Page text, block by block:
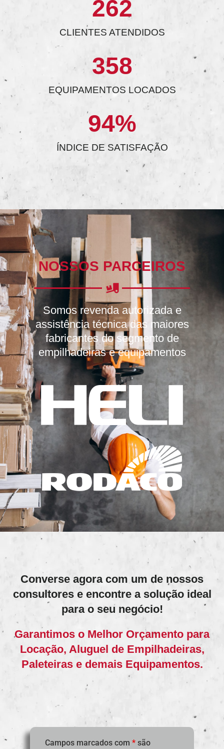
CLIENTES ATENDIDOS
262
EQUIPAMENTOS LOCADOS
358
ÍNDICE DE SATISFAÇÃO
94%
NOSSOS PARCEIROS
Somos revenda autorizada e
assistência técnica das maiores
fabricantes do segmento de
empilhadeiras e equipamentos
Converse agora com um de nossos
consultores e encontre a solução ideal
para o seu negócio!
Garantimos o Melhor Orçamento para
Locação, Aluguel de Empilhadeiras,
Paleteiras e demais Equipamentos.
Campos marcados com * são